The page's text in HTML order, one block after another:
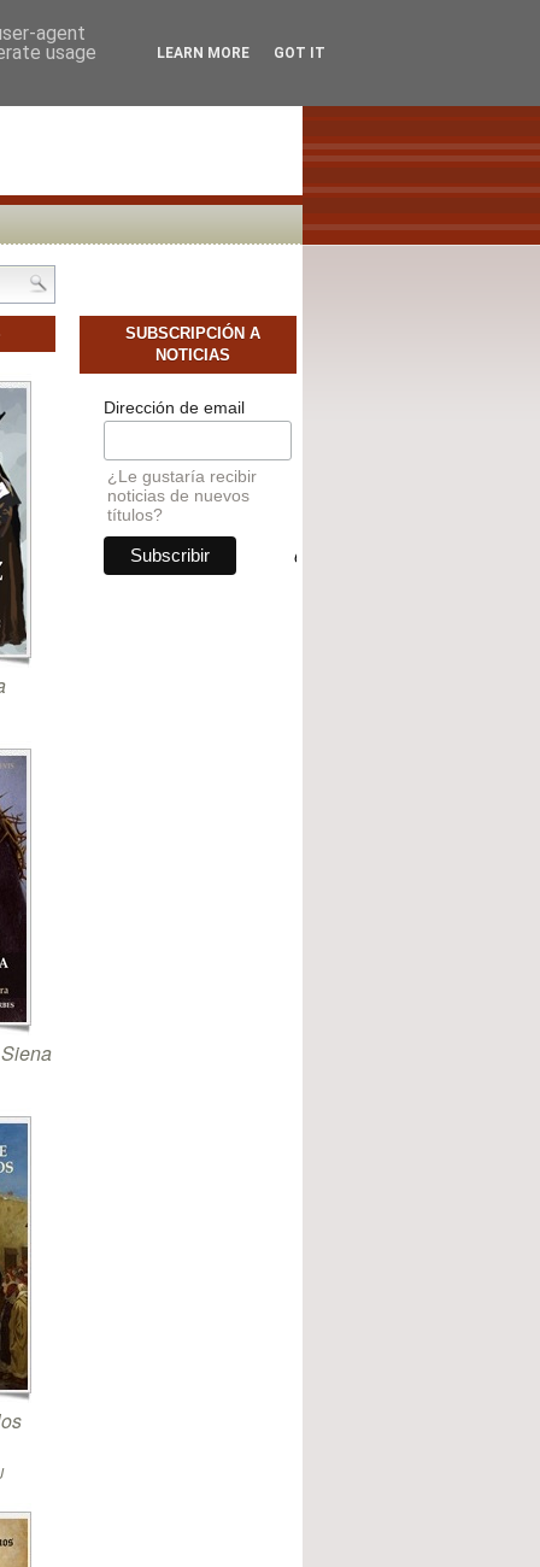
AUTORES NOVELES
SUBSCRIPCIÓN A
NOTICIAS
Dirección de email
¿Le gustaría recibir
noticias de nuevos
títulos?
agent
usage
LEARN MORE GOT IT